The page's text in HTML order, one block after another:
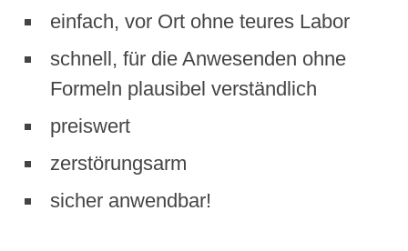
einfach, vor Ort ohne teures Labor
schnell, für die Anwesenden ohne
Formeln plausibel verständlich
preiswert
zerstörungsarm
sicher anwendbar!